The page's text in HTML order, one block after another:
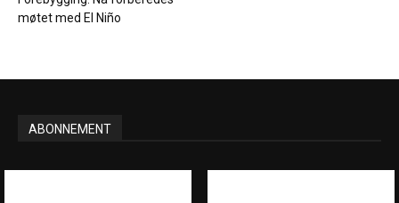
møtet med El Niño
ABONNEMENT